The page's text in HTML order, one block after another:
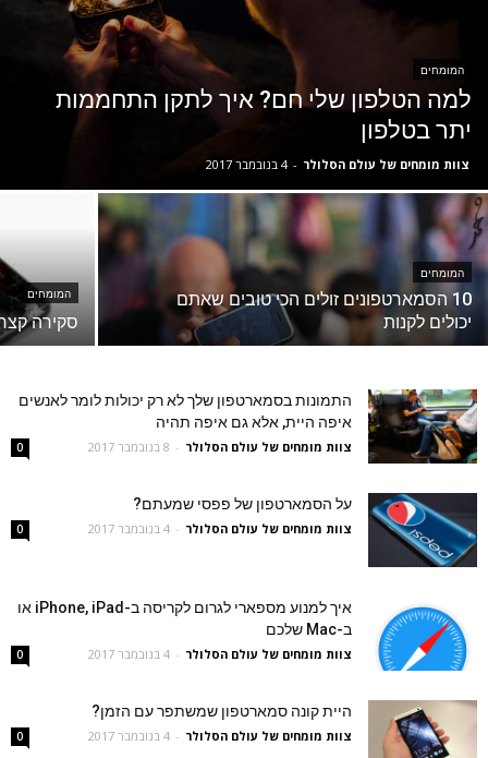
המומחים
למה הטלפון שלי חם? איך לתקן התחממות
יתר בטלפון
צוות מומחים של עולם הסלולר - 4 בנובמבר 2017
המומחים
10 הסמארטפונים זולים הכי טובים שאתם
יכולים לקנות
המומחים
סקירה קצרה
התמונות בסמארטפון שלך לא רק יכולות לומר לאנשים
איפה היית, אלא גם איפה תהיה
צוות מומחים של עולם הסלולר - 8 בנובמבר 2017 0
על הסמארטפון של פפסי שמעתם?
צוות מומחים של עולם הסלולר - 4 בנובמבר 2017 0
איך למנוע מספארי לגרום לקריסה ב-iPhone, iPad או
ב-Mac שלכם
צוות מומחים של עולם הסלולר - 4 בנובמבר 2017 0
היית קונה סמארטפון שמשתפר עם הזמן?
צוות מומחים של עולם הסלולר - 4 בנובמבר 2017 0